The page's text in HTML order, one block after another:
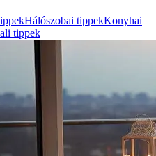
Hálószobai tippekKonyhai
tippek